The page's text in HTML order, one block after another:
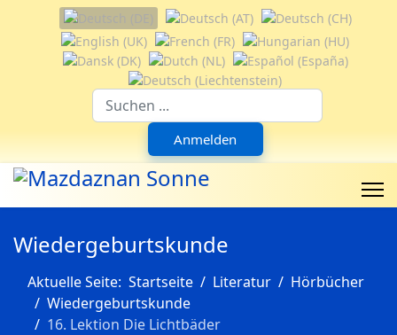
Sprache auswählen
Anmelden
Wiedergeburtskunde
Aktuelle Seite: Startseite Literatur
Hörbücher
Wiedergeburtskunde
16. Lektion Die Lichtbäder